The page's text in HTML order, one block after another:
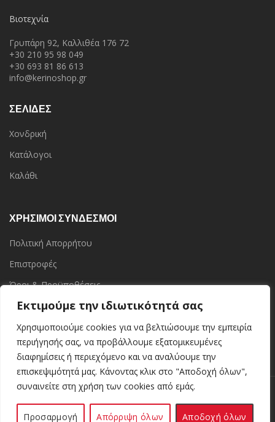
Εκτιμούμε την ιδιωτικότητά σας
Χρησιμοποιούμε cookies για να βελτιώσουμε την εμπειρία
περιήγησής σας, να προβάλλουμε εξατομικευμένες
διαφημίσεις ή περιεχόμενο και να αναλύουμε την
επισκεψιμότητά μας. Κάνοντας κλικ στο "Αποδοχή όλων",
συναινείτε στη χρήση των cookies από εμάς.
Προσαρμογή Απόρριψη όλων Αποδοχή όλων
Βιοτεχνία
Γρυπάρη 92, Καλλιθέα 176 72
+30 210 95 98 049
+30 693 81 86 613
info@kerinoshop.gr
ΣΕΛΙΔΕΣ
Χονδρική
Κατάλογοι
Καλάθι
ΧΡΗΣΙΜΟΙ ΣΥΝΔΕΣΜΟΙ
Πολιτική Απορρήτου
Επιστροφές
Όροι & Προϋποθέσεις
Επικοινωνία
Τα Καταστήματα
2021 CREATED BY Kerinoshop.gr
. Ελληνική Βιοτεχνία
Κεριών.